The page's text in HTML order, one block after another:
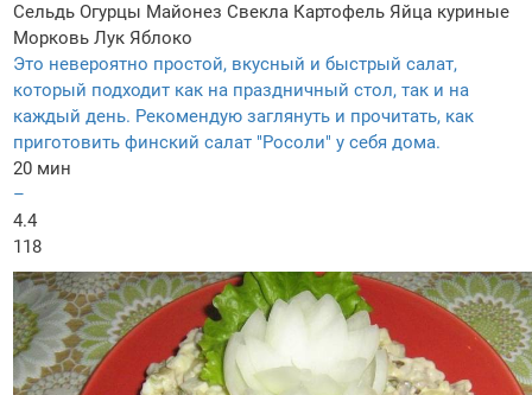
Сельдь Огурцы Майонез Свекла Картофель Яйца куриные
Морковь Лук Яблоко
Это невероятно простой, вкусный и быстрый салат,
который подходит как на праздничный стол, так и на
каждый день. Рекомендую заглянуть и прочитать, как
приготовить финский салат "Росоли" у себя дома.
20 мин
–
4.4
118